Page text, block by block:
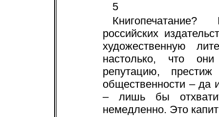
5
российских
художественную
настолько, что
репутацию,
общественности – да
– лишь бы
немедленно. Это